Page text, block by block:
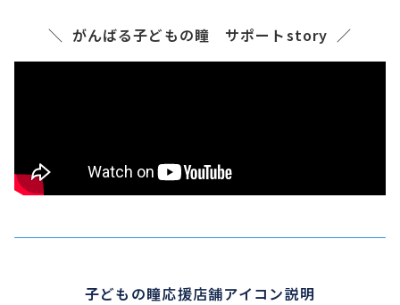
がんばる子どもの瞳 サポートstory
子どもの瞳応援店舗アイコン説明